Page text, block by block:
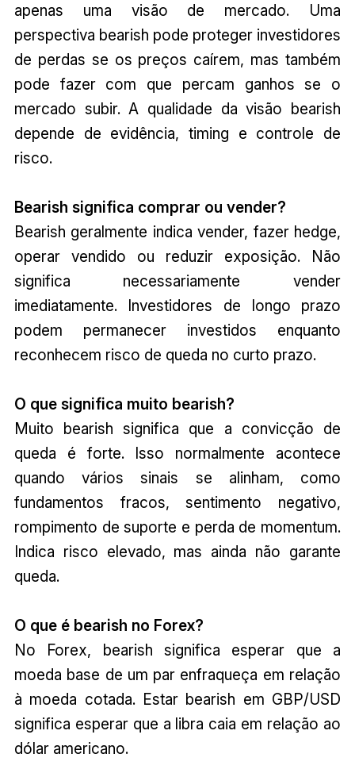
apenas uma visão de mercado. Uma
perspectiva bearish pode proteger investidores
de perdas se os preços caírem, mas também
pode fazer com que percam ganhos se o
mercado subir. A qualidade da visão bearish
depende de evidência, timing e controle de
risco.
Bearish significa comprar ou vender?
Bearish geralmente indica vender, fazer hedge,
operar vendido ou reduzir exposição. Não
significa necessariamente vender
imediatamente. Investidores de longo prazo
podem permanecer investidos enquanto
reconhecem risco de queda no curto prazo.
O que significa muito bearish?
Muito bearish significa que a convicção de
queda é forte. Isso normalmente acontece
quando vários sinais se alinham, como
fundamentos fracos, sentimento negativo,
rompimento de suporte e perda de momentum.
Indica risco elevado, mas ainda não garante
queda.
O que é bearish no Forex?
No Forex, bearish significa esperar que a
moeda base de um par enfraqueça em relação
à moeda cotada. Estar bearish em GBP/USD
significa esperar que a libra caia em relação ao
dólar americano.